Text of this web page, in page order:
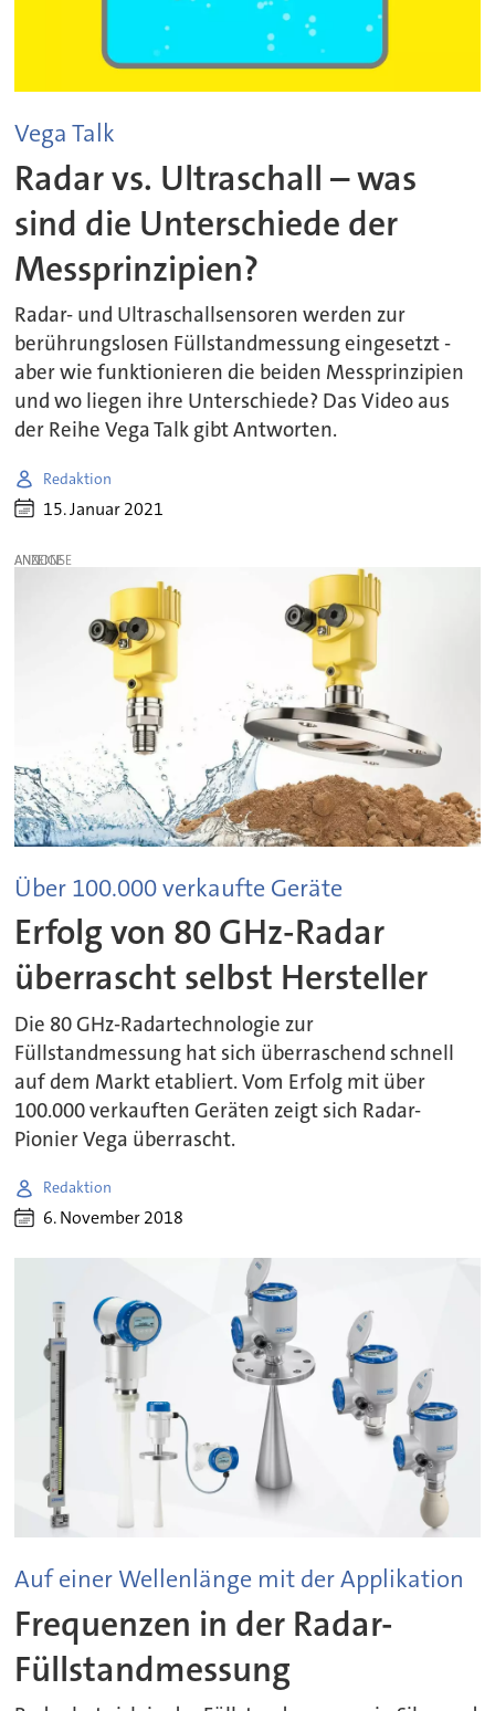
Vega Talk
Radar vs. Ultraschall – was
sind die Unterschiede der
Messprinzipien?
Radar- und Ultraschallsensoren werden zur
berührungslosen Füllstandmessung eingesetzt -
aber wie funktionieren die beiden Messprinzipien
und wo liegen ihre Unterschiede? Das Video aus
der Reihe Vega Talk gibt Antworten.
Redaktion
15. Januar 2021
ANZEIGE
Über 100.000 verkaufte Geräte
Erfolg von 80 GHz-Radar
überrascht selbst Hersteller
Die 80 GHz-Radartechnologie zur
Füllstandmessung hat sich überraschend schnell
auf dem Markt etabliert. Vom Erfolg mit über
100.000 verkauften Geräten zeigt sich Radar-
Pionier Vega überrascht.
Redaktion
6. November 2018
Auf einer Wellenlänge mit der Applikation
Frequenzen in der Radar-
Füllstandmessung